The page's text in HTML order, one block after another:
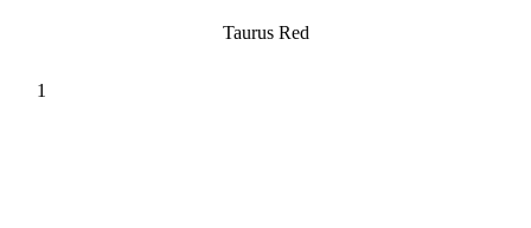
Taurus Red